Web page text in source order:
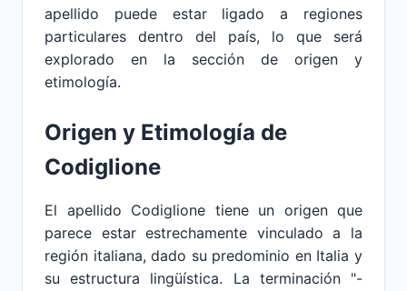
apellido puede estar ligado a regiones
particulares dentro del país, lo que será
explorado en la sección de origen y
etimología.
Origen y Etimología de
Codiglione
El apellido Codiglione tiene un origen que
parece estar estrechamente vinculado a la
región italiana, dado su predominio en Italia y
su estructura lingüística. La terminación "-